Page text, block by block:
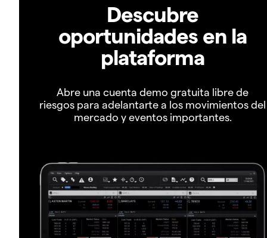
Descubre
oportunidades en la
plataforma
Abre una cuenta demo gratuita libre de
riesgos para adelantarte a los movimientos del
mercado y eventos importantes.